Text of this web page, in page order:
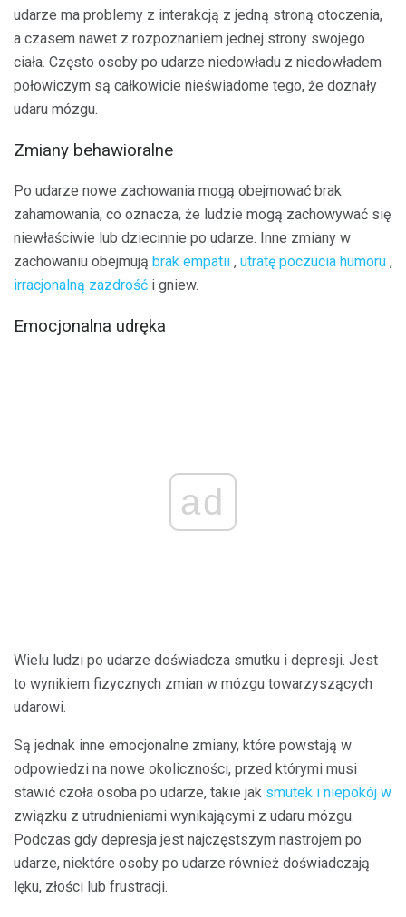
udarze ma problemy z interakcją z jedną stroną otoczenia,
a czasem nawet z rozpoznaniem jednej strony swojego
ciała. Często osoby po udarze niedowładu z niedowładem
połowiczym są całkowicie nieświadome tego, że doznały
udaru mózgu.
Zmiany behawioralne
Po udarze nowe zachowania mogą obejmować brak
zahamowania, co oznacza, że ​​ludzie mogą zachowywać się
niewłaściwie lub dziecinnie po udarze. Inne zmiany w
zachowaniu obejmują brak empatii , utratę poczucia humoru ,
irracjonalną zazdrość i gniew.
Emocjonalna udręka
ad
Wielu ludzi po udarze doświadcza smutku i depresji. Jest
to wynikiem fizycznych zmian w mózgu towarzyszących
udarowi.
Są jednak inne emocjonalne zmiany, które powstają w
odpowiedzi na nowe okoliczności, przed którymi musi
stawić czoła osoba po udarze, takie jak smutek i niepokój w
związku z utrudnieniami wynikającymi z udaru mózgu.
Podczas gdy depresja jest najczęstszym nastrojem po
udarze, niektóre osoby po udarze również doświadczają
lęku, złości lub frustracji.